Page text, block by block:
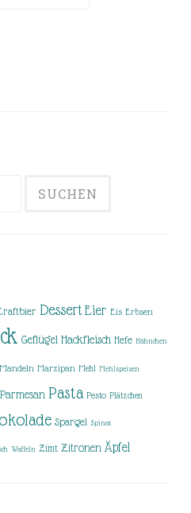
Dessert Eier Eis Erbsen
Geflügel Hackfleisch Hefe Hähnchen
Mandeln Marzipan Mehl Mehlspeisen
Parmesan Pasta Pesto Plätzchen
Spargel Spinat
Waffeln Zimt Zitronen Äpfel